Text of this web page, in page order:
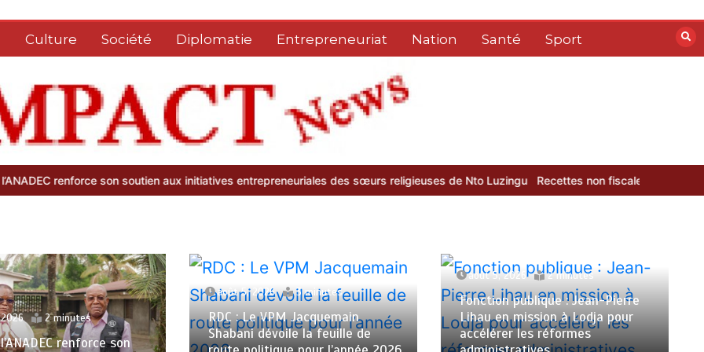
Culture Société Diplomatie Entrepreneuriat Nation Santé Sport
aux initiatives entrepreneuriales des sœurs religieuses de Nto Luzingu Recettes non fiscales : la DGRAD dépasse ses
2 minutes
renforce son
août 5, 2026 3 minutes
RDC : Le VPM Jacquemain
Shabani dévoile la feuille de
août 5, 2026 2 minutes
Fonction publique : Jean-Pierre
Lihau en mission à Lodja pour
accélérer les réformes